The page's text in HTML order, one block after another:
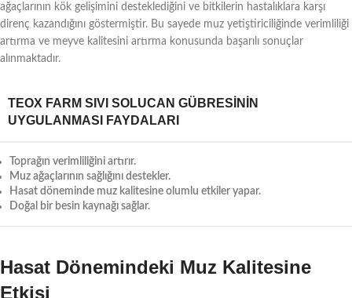
ağaçlarının kök gelişimini desteklediğini ve bitkilerin hastalıklara karşı
direnç kazandığını göstermiştir. Bu sayede muz yetiştiriciliğinde verimliliği
artırma ve meyve kalitesini artırma konusunda başarılı sonuçlar
alınmaktadır.
TEOX FARM SIVI SOLUCAN GÜBRESININ
UYGULANMASI FAYDALARI
Toprağın verimliliğini artırır.
Muz ağaçlarının sağlığını destekler.
Hasat döneminde muz kalitesine olumlu etkiler yapar.
Doğal bir besin kaynağı sağlar.
Hasat Dönemindeki Muz Kalitesine
Etkisi